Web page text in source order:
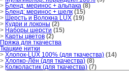
> Бленд: меринос + альпака (8)
> Бленд: меринос + шелк (15)
> Шерсть и Волокна LUX (19)
> Кудри и локоны (2)
> Наборы шерсти (15)
> Карты цветов (2)
Пряжа для ткачества
Ткацкие нитки
> Хлопок-LUX 100% (для ткачества) (14)
> Хлопко-Лён (для ткачества) (8)
> Колколастик (для ткачества) (7)